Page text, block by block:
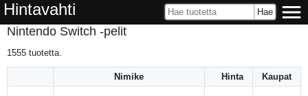
Hintavahti
Nintendo Switch -pelit
1555 tuotetta.
Nimike Hinta Kaupat